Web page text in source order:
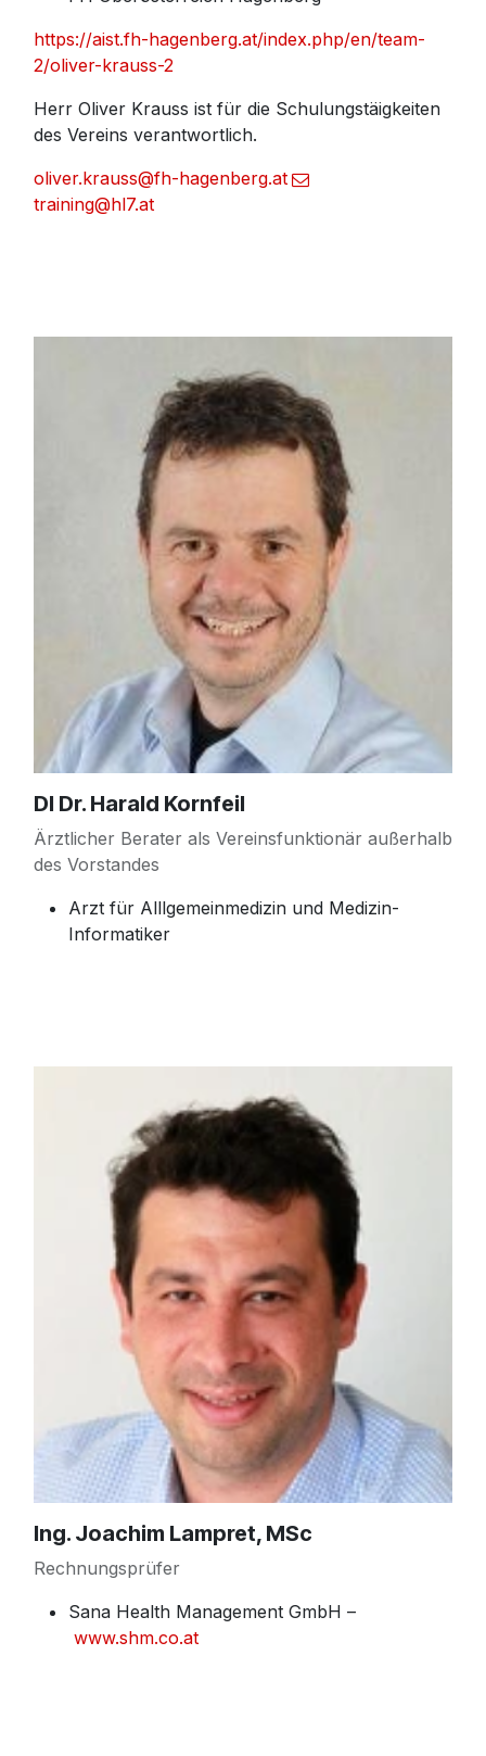
https://aist.fh-hagenberg.at/index.php/en/team-
2/oliver-krauss-2
Herr Oliver Krauss ist für die Schulungstäigkeiten
des Vereins verantwortlich.
oliver.krauss@fh-hagenberg.at
training@hl7.at
DI Dr. Harald Kornfeil
Ärztlicher Berater als Vereinsfunktionär außerhalb
des Vorstandes
Arzt für Alllgemeinmedizin und Medizin-
Informatiker
Ing. Joachim Lampret, MSc
Rechnungsprüfer
Sana Health Management GmbH –
www.shm.co.at